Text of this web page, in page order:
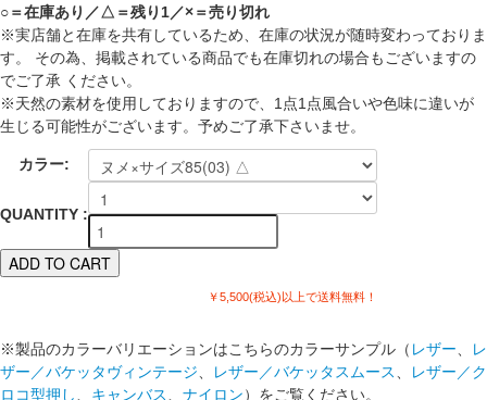
○＝在庫あり／△＝残り1／×＝売り切れ
※実店舗と在庫を共有しているため、在庫の状況が随時変わっておりま
す。 その為、掲載されている商品でも在庫切れの場合もございますの
でご了承 ください。
※天然の素材を使用しておりますので、1点1点風合いや色味に違いが
生じる可能性がございます。予めご了承下さいませ。
カラー:
QUANTITY :
￥5,500(税込)以上で送料無料！
※製品のカラーバリエーションはこちらのカラーサンプル（ レザー
レ
ザー／バケッタヴィンテージ
レザー／バケッタスムース
レザー／ク
ロコ型押し
キャンバス ナイロン）をご覧ください。